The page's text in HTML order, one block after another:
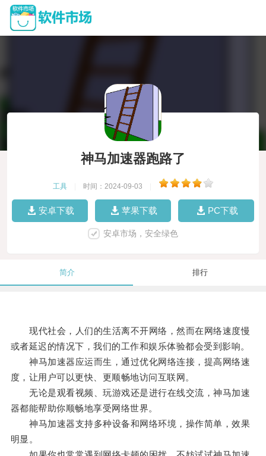
神马加速器跑路了
工具 时间：2024-09-03
安卓下载 苹果下载 PC下载
安卓市场，安全绿色
简介 排行
现代社会，人们的生活离不开网络，然而在网络速度慢
或者延迟的情况下，我们的工作和娱乐体验都会受到影响。
神马加速器应运而生，通过优化网络连接，提高网络速
度，让用户可以更快、更顺畅地访问互联网。
无论是观看视频、玩游戏还是进行在线交流，神马加速
器都能帮助你顺畅地享受网络世界。
神马加速器支持多种设备和网络环境，操作简单，效果
明显。